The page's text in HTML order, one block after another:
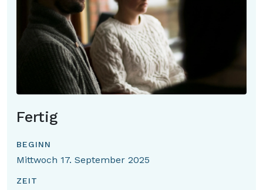
Fertig
BEGINN
Mittwoch 17. September 2025
ZEIT